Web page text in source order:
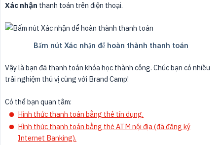
Xác nhận thanh toán trên điện thoại.
Vậy là bạn đã thanh toán khóa học thành công. Chúc bạn có nhiều
trải nghiệm thú vị cùng với Brand Camp!
Có thể bạn quan tâm:
Hình thức thanh toán bằng thẻ tín dụng.
Hình thức thanh toán bằng thẻ ATM nội địa (đã đăng ký
Internet Banking).